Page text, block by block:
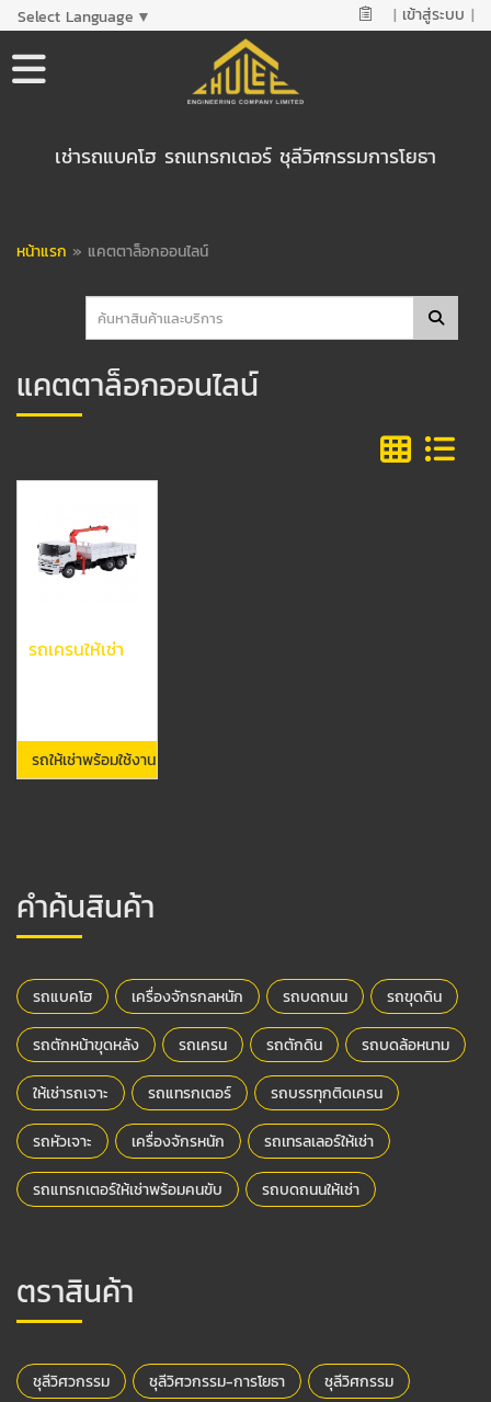
Select Language ▼ | เข้าสู่ระบบ |
เช่ารถแบคโฮ รถแทรกเตอร์ ชุลีวิศกรรมการโยธา
หน้าแรก » แคตตาล็อกออนไลน์
แคตตาล็อกออนไลน์
รถเครนให้เช่า
รถให้เช่าพร้อมใช้งาน
คำค้นสินค้า
รถแบคโฮ เครื่องจักรกลหนัก รถบดถนน รถขุดดิน
รถตักหน้าขุดหลัง รถเครน รถตักดิน รถบดล้อหนาม
ให้เช่ารถเจาะ รถแทรกเตอร์ รถบรรทุกติดเครน
รถหัวเจาะ เครื่องจักรหนัก รถเทรลเลอร์ให้เช่า
รถแทรกเตอร์ให้เช่าพร้อมคนขับ รถบดถนนให้เช่า
ตราสินค้า
ชุลีวิศวกรรม ชุลีวิศวกรรม-การโยธา ชุลีวิศกรรม